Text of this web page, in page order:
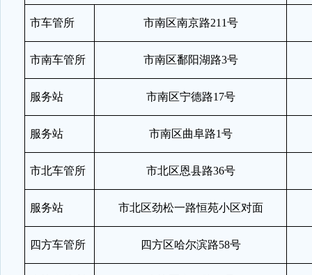
市车管所 市南区南京路211号
市南车管所 市南区鄱阳湖路3号
服务站 市南区宁德路17号
服务站 市南区曲阜路1号
市北车管所 市北区恩县路36号
服务站 市北区劲松一路恒苑小区对面
四方车管所 四方区哈尔滨路58号